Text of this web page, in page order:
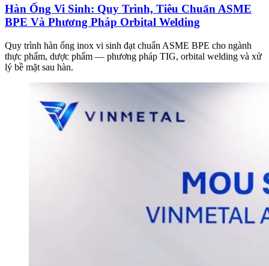
Hàn Ống Vi Sinh: Quy Trình, Tiêu Chuẩn ASME
BPE Và Phương Pháp Orbital Welding
Quy trình hàn ống inox vi sinh đạt chuẩn ASME BPE cho ngành
thực phẩm, dược phẩm — phương pháp TIG, orbital welding và xử
lý bề mặt sau hàn.